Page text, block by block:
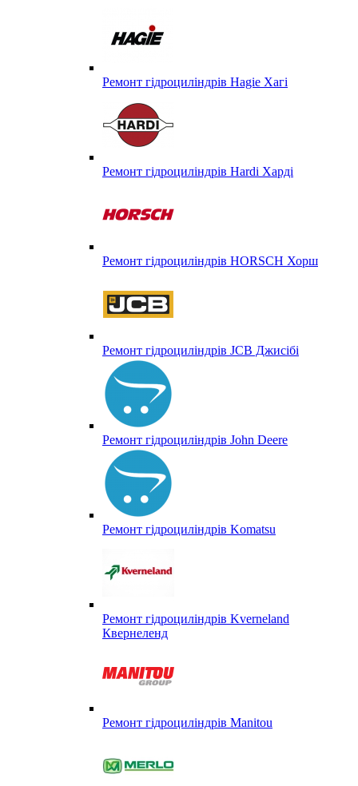
Ремонт гідроциліндрів Hagie Хагі
Ремонт гідроциліндрів Hardi Харді
Ремонт гідроциліндрів HORSCH Хорш
Ремонт гідроциліндрів JCB Джисібі
Ремонт гідроциліндрів John Deere
Ремонт гідроциліндрів Komatsu
Ремонт гідроциліндрів Kverneland
Квернеленд
Ремонт гідроциліндрів Manitou